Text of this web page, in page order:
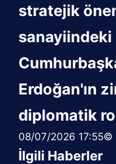
stratejik
Erdoğan'ın
diplomatik
08/07/2026 17:55©
İlgili Haberler